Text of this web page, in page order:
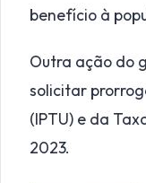
benefício à
Outra ação do
solicitar
(IPTU) e da
2023.